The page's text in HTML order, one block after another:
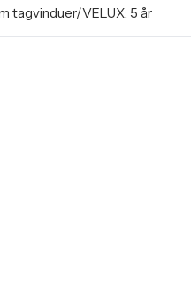
tagvinduer/VELUX: 5 år